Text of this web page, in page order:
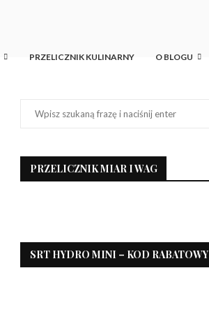
PRZELICZNIK KULINARNY O BLOGU
PRZELICZNIK MIAR I WAG
SRT HYDRO MINI – KOD RABATOWY